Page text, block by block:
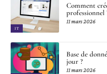
IT
Comment
professionnel
11 mars 2026
Base de
jour ?
11 mars 2026